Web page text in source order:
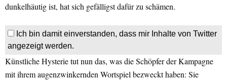
dunkelhäutig ist, hat sich gefälligst dafür zu schämen.
Ich bin damit einverstanden, dass mir Inhalte von Twitter
angezeigt werden.
Künstliche Hysterie tut nun das, was die Schöpfer der Kampagne
mit ihrem augenzwinkernden Wortspiel bezweckt haben: Sie